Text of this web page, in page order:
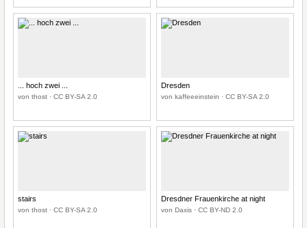
... hoch zwei ...
von thost · CC BY-SA 2.0
Dresden
von kaffeeeinstein · CC BY-SA 2.0
stairs
von thost · CC BY-SA 2.0
Dresdner Frauenkirche at night
von Daxis · CC BY-ND 2.0